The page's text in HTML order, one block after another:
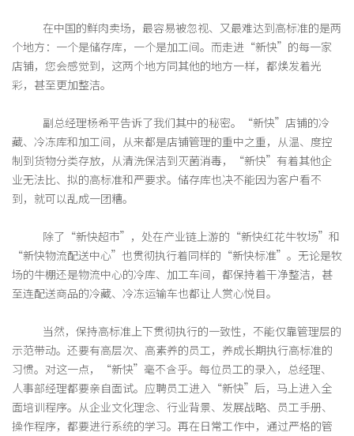
在中国的鲜肉卖场，最容易被忽视、又最难达到高标准的是两
个地方：一个是储存库，一个是加工间。而走进“新快”的每一家
店铺，您会感觉到，这两个地方同其他的地方一样，都焕发着光
彩，甚至更加整洁。
副总经理杨希平告诉了我们其中的秘密。“新快”店铺的冷
藏、冷冻库和加工间，从来都是店铺管理的重中之重，从温、度控
制到货物分类存放，从清洗保洁到灭菌消毒，“新快”有着其他企
业无法比、拟的高标准和严要求。储存库也决不能因为客户看不
到，就可以乱成一团糟。
除了“新快超市”，处在产业链上游的“新快红花牛牧场”和
“新快物流配送中心”也贯彻执行着同样的“新快标准”。无论是牧
场的牛棚还是物流中心的冷库、加工车间，都保持着干净整洁，甚
至连配送商品的冷藏、冷冻运输车也都让人赏心悦目。
当然，保持高标准上下贯彻执行的一致性，不能仅靠管理层的
示范带动。还要有高层次、高素养的员工，养成长期执行高标准的
习惯。对这一点，“新快”毫不含乎。每位员工的录入，总经理、
人事部经理都要亲自面试。应聘员工进入“新快”后，马上进入全
面培训程序。从企业文化理念、行业背景、发展战略、员工手册、
操作程序，都要进行系统的学习。再在日常工作中，通过严格的管